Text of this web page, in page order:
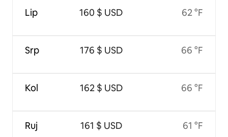
Lip
Srp
Kol
Ruj
160 $ USD
176 $ USD
162 $ USD
161 $ USD
62 °F
66 °F
66 °F
61 °F